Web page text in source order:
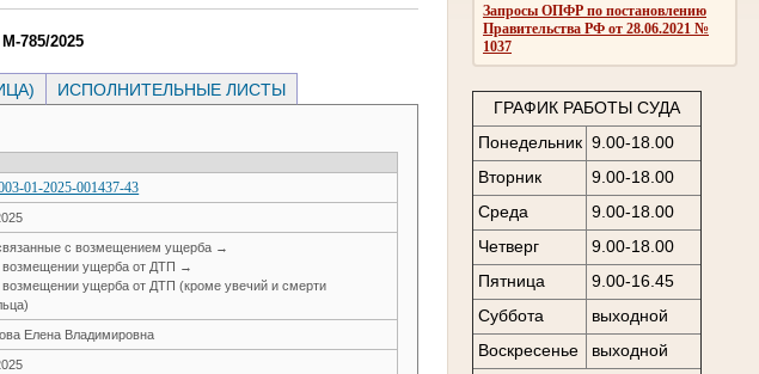
Запросы ОПФР по постановлению
Правительства РФ от 28.06.2021 №
1037
ГРАФИК РАБОТЫ СУДА
Понедельник 9.00-18.00
Вторник
9.00-18.00
Среда
9.00-18.00
Четверг
9.00-18.00
Пятница
9.00-16.45
Суббота
выходной
Воскресенье
выходной
785/2025
ИСПОЛНИТЕЛЬНЫЕ ЛИСТЫ
01-2025-001437-43
с возмещением ущерба →
возмещении ущерба от ДТП →
возмещении ущерба от ДТП (кроме увечий и смерти
Елена Владимировна